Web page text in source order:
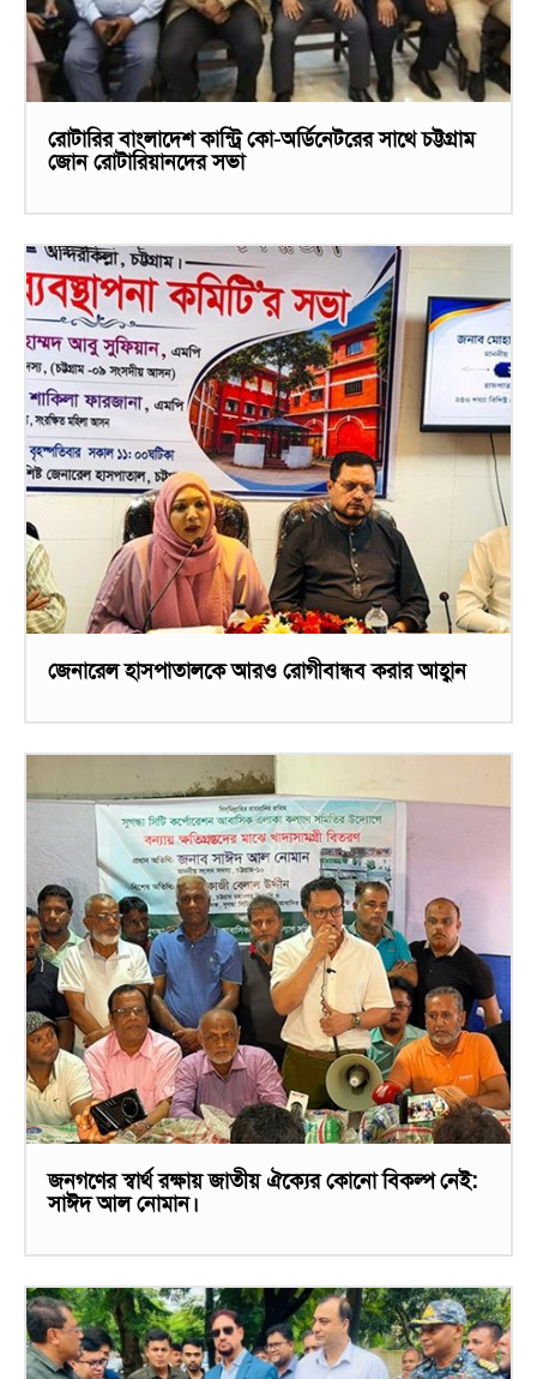
রোটারির বাংলাদেশ কান্ট্রি কো-অর্ডিনেটরের সাথে চট্টগ্রাম
জোন রোটারিয়ানদের সভা
জেনারেল হাসপাতালকে আরও রোগীবান্ধব করার আহ্বান
জনগণের স্বার্থ রক্ষায় জাতীয় ঐক্যের কোনো বিকল্প নেই:
সাঈদ আল নোমান।